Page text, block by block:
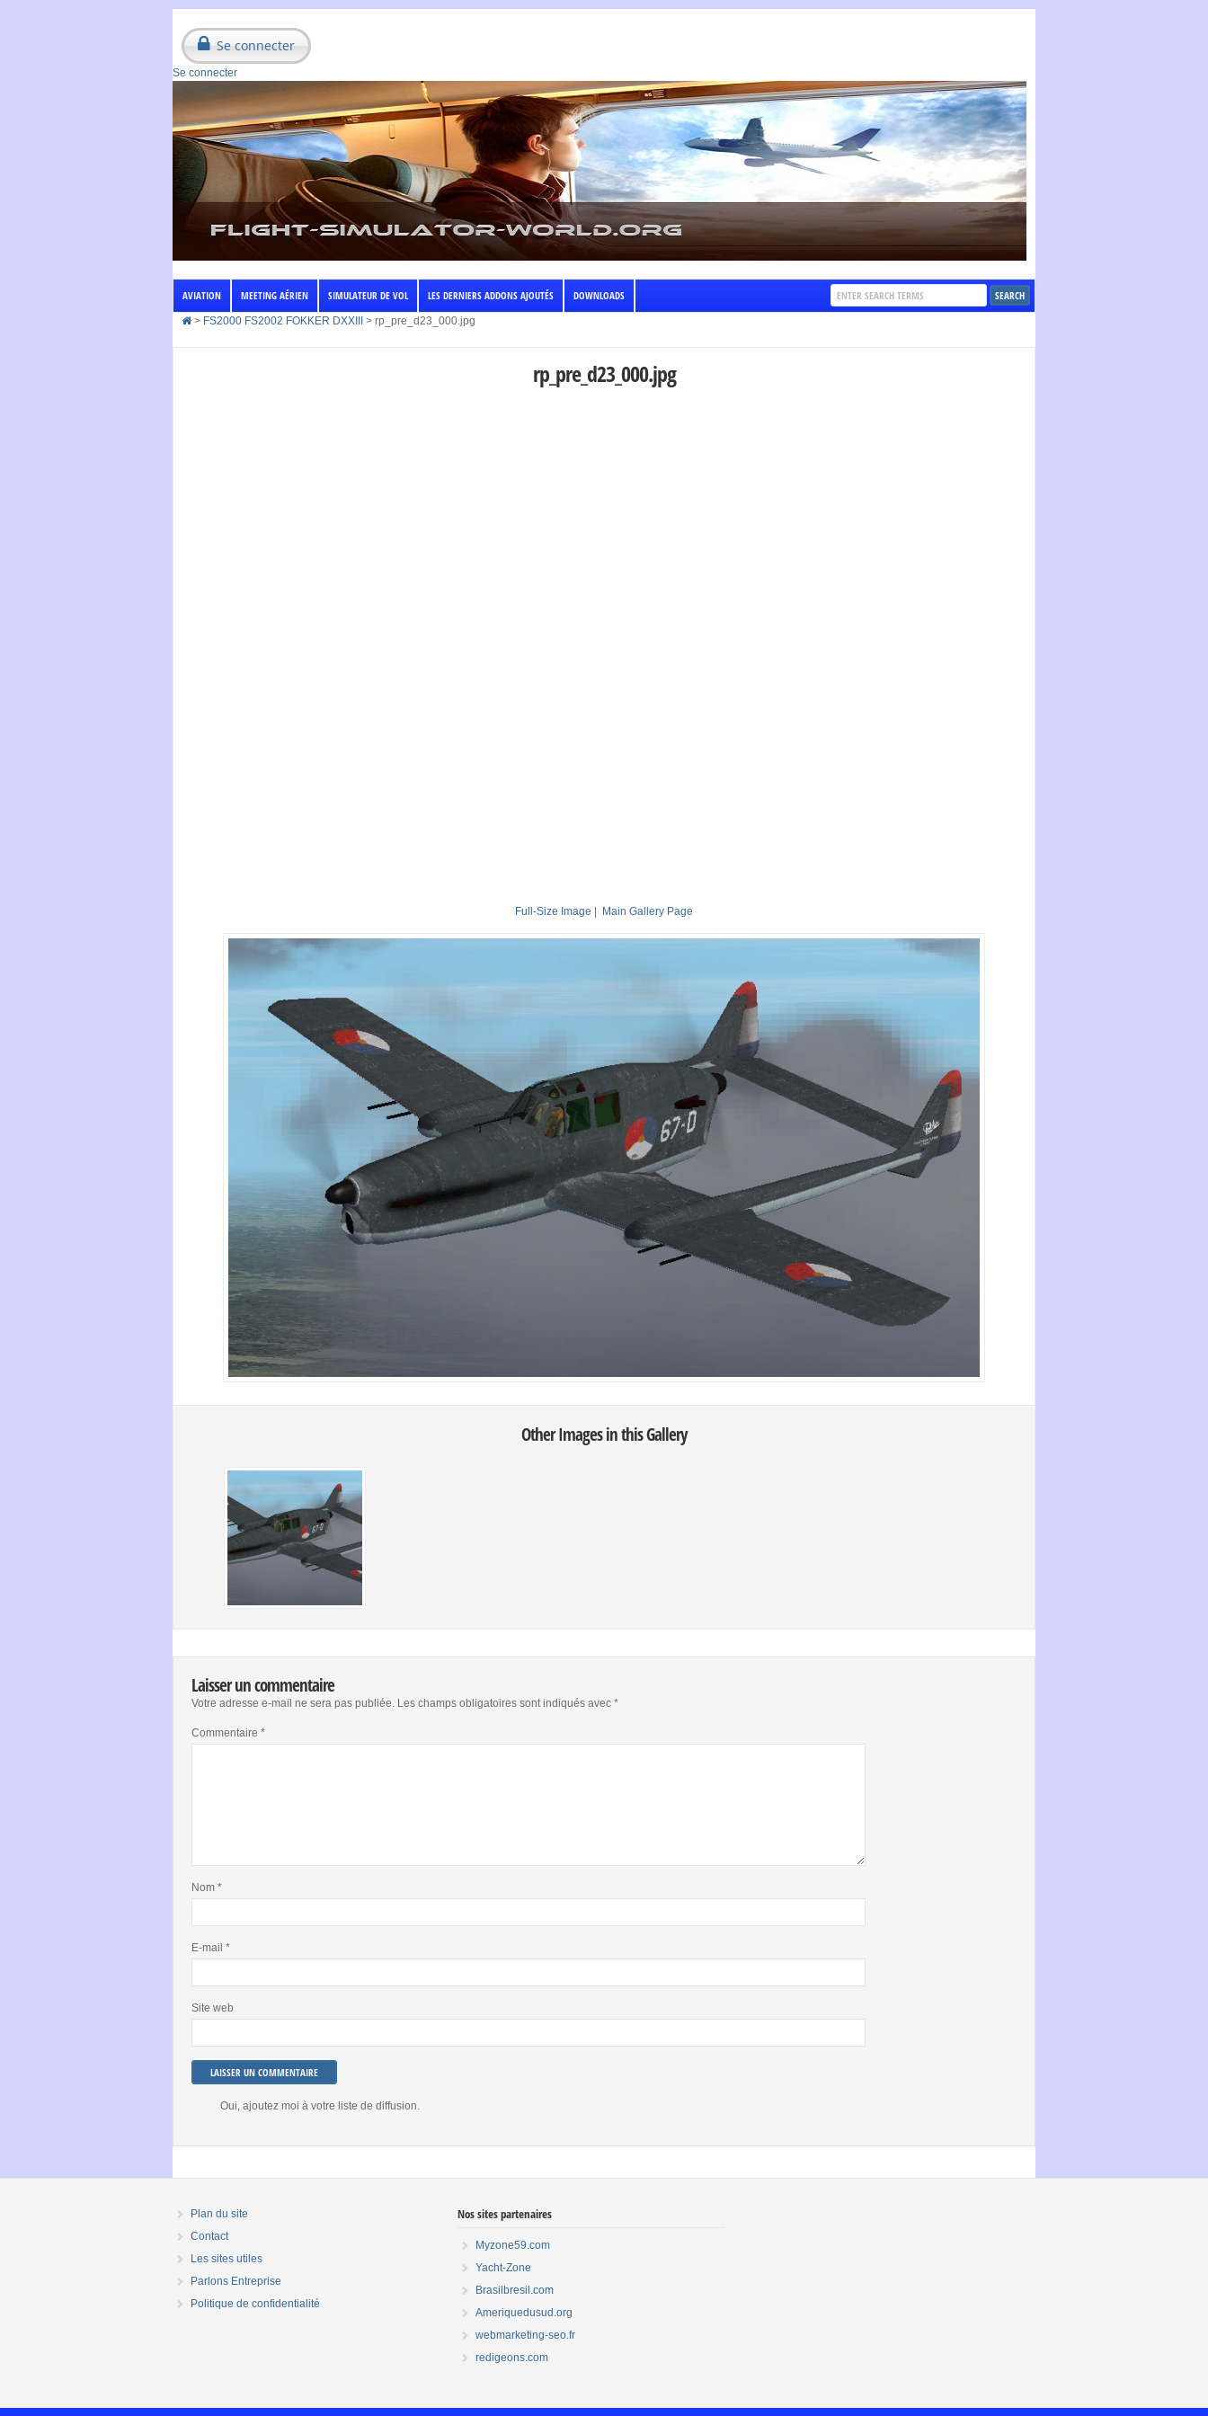
Se connecter
Se connecter
AVIATION MEETING AÉRIEN SIMULATEUR DE VOL LES DERNIERS ADDONS AJOUTÉS DOWNLOADS
> FS2000 FS2002 FOKKER DXXIII > rp_pre_d23_000.jpg
rp_pre_d23_000.jpg
Full-Size Image Main Gallery Page
Other Images in this Gallery
Laisser un commentaire
Votre adresse e-mail ne sera pas publiée. Les champs obligatoires sont indiqués avec *
Commentaire *
Nom *
E-mail *
Site web
Oui, ajoutez moi à votre liste de diffusion.
Plan du site
Contact
Les sites utiles
Parlons Entreprise
Politique de confidentialité
Nos sites partenaires
Myzone59.com
Yacht-Zone
Brasilbresil.com
Ameriquedusud.org
webmarketing-seo.fr
redigeons.com